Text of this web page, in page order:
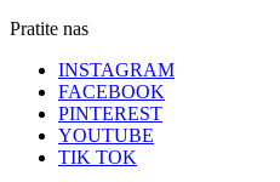
Pratite nas
INSTAGRAM
FACEBOOK
PINTEREST
YOUTUBE
TIK TOK